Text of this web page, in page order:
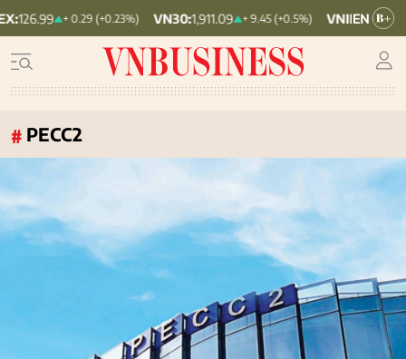
+ 0.29 (+0.23%) VN30:1,911.09 + 9.45 (+0.5%) VNINDEX: 1,768.06
# PECC2